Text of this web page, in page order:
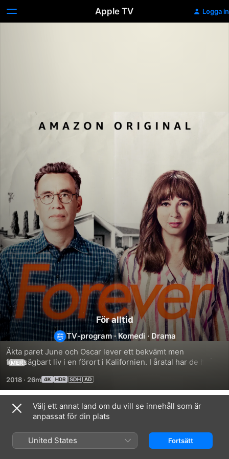
Apple TV Logga in
För alltid
TV-program ·Komedi · Drama
Äkta paret June och Oscar lever ett bekvämt men
förutsägbart liv i en förort i Kalifornien. I åratal har de haft
semestrar i samma hyrda strandvilla. Men när June pratar
med Oscar om att ändra på saker och ting, förändrar en
oväntad händelse deras relation och de måste besluta om
de faktiskt är menade för varandra.
MER
2018 · 26m
Säsong 1
Välj ett annat land om du vill se innehåll som är
anpassat för din plats
United States Fortsätt